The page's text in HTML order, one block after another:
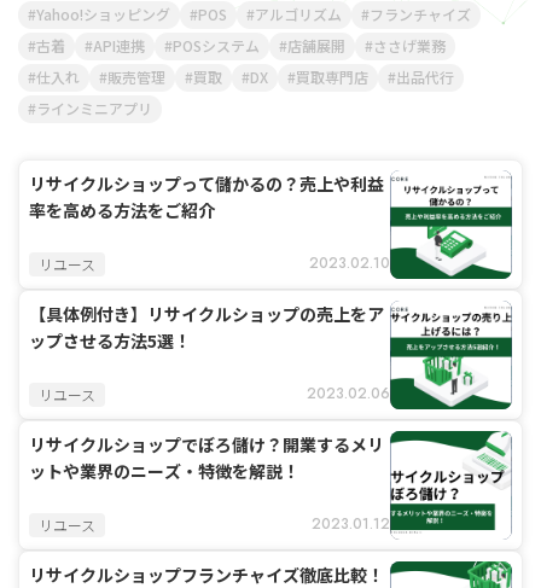
Yahoo!ショッピング
POS アルゴリズム
フランチャイズ
古着
API連携 POSシステム 店舗展開
ささげ業務
仕入れ
販売管理 買取 DX 買取専門店
出品代行
ラインミニアプリ
リサイクルショップって儲かるの？売上や利益
率を高める方法をご紹介
リユース 2023.02.10
【具体例付き】リサイクルショップの売上をア
ップさせる方法5選！
リユース 2023.02.06
リサイクルショップでぼろ儲け？開業するメリ
ットや業界のニーズ・特徴を解説！
リユース 2023.01.12
リサイクルショップフランチャイズ徹底比較！